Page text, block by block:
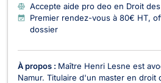
Accepte aide pro deo en Droit
Premier rendez-vous à 80€ HT,
dossier
À propos : Maître Henri Lesne est
Namur. Titulaire d'un master en droit